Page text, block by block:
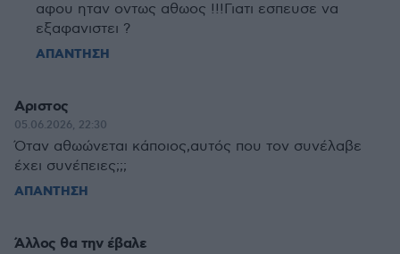
αφου ηταν οντως αθωος !!!Γιατι εσπευσε να
εξαφανιστει ?
ΑΠΑΝΤΗΣΗ
Αριστος
05.06.2026, 22:30
Όταν αθωώνεται κάποιος,αυτός που τον συνέλαβε
έχει συνέπειες;;;
ΑΠΑΝΤΗΣΗ
Άλλος θα την έβαλε